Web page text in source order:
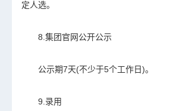
定人选。
8.集团官网公开公示
公示期7天(不少于5个工作日)。
9.录用